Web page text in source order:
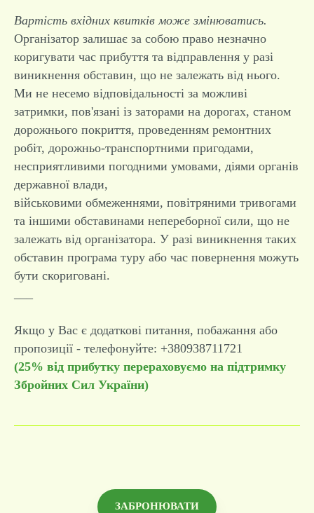
Вартість вхідних квитків може змінюватись.
Організатор залишає за собою право незначно
коригувати час прибуття та відправлення у разі
виникнення обставин, що не залежать від нього.
Ми не несемо відповідальності за можливі
затримки, пов'язані із заторами на дорогах, станом
дорожнього покриття, проведенням ремонтних
робіт, дорожньо-транспортними пригодами,
несприятливими погодними умовами, діями органів
державної влади,
військовими обмеженнями, повітряними тривогами
та іншими обставинами непереборної сили, що не
залежать від організатора. У разі виникнення таких
обставин програма туру або час повернення можуть
бути скориговані.
Якщо у Вас є додаткові питання, побажання або
пропозиції - телефонуйте: +380938711721
(25% від прибутку перераховуємо на підтримку
Збройних Сил України)
ЗАБРОНЮВАТИ